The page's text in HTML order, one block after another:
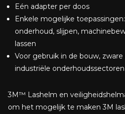
Eén adapter per doos
Enkele mogelijke
onderhoud, slijpen,
lassen
Voor gebruik in de bouw,
industriële onderhoudssectoren
3M™ Lashelm en
om het mogelijk te maken 3M